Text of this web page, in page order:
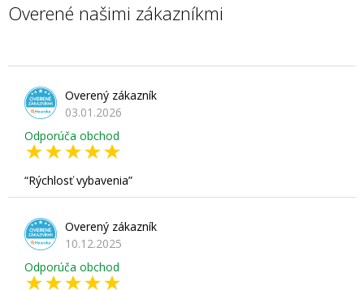
Overené našimi zákazníkmi
Overený zákazník
03.01.2026
Odporúča obchod
Rýchlosť vybavenia
Overený zákazník
10.12.2025
Odporúča obchod